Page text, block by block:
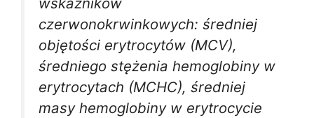
czerwonokrwinkowych: średniej
objętości erytrocytów (MCV),
średniego stężenia hemoglobiny w
erytrocytach (MCHC), średniej
masy hemoglobiny w erytrocycie